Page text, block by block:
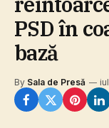
PSD în
bază
By Sala de Presă